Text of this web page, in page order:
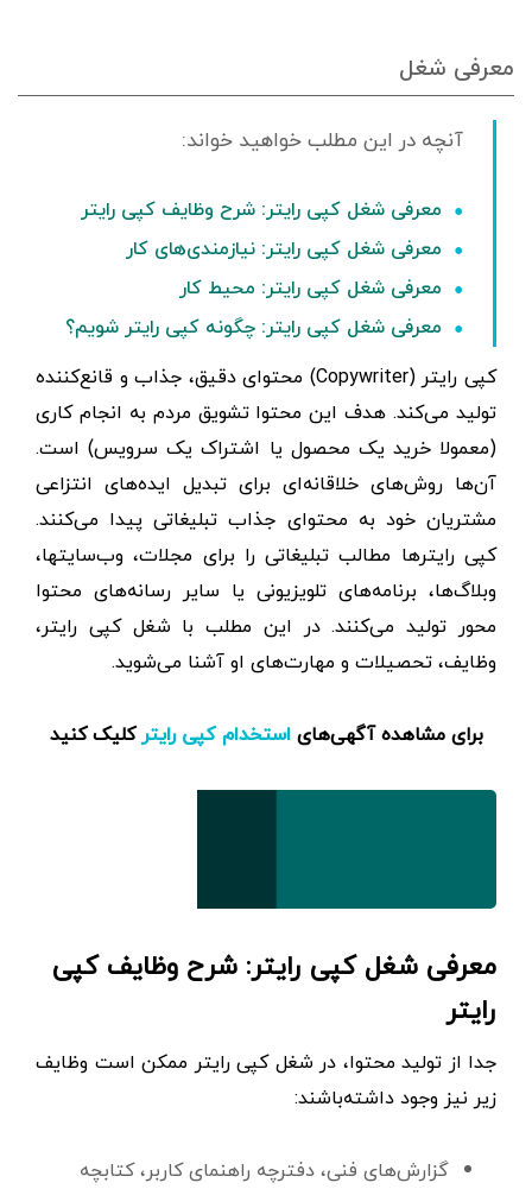
معرفی شغل
معرفی شغل کپی رایتر: شرح وظایف کپی رایتر
معرفی شغل کپی رایتر: نیازمندی‌های کار
معرفی شغل کپی رایتر: محیط کار
معرفی شغل کپی رایتر: چگونه کپی رایتر شویم؟
کپی رایتر (Copywriter) محتوای دقیق، جذاب و قانع‌کننده‌
تولید می‌کند. هدف این محتوا تشویق مردم به انجام کاری
(معمولا خرید یک محصول یا اشتراک یک سرویس) است.
آن‌ها روش‌های خلاقانه‌ای برای تبدیل ایده‌های انتزاعی
مشتریان خود به محتوای جذاب تبلیغاتی پیدا می‌کنند.
کپی رایترها مطالب تبلیغاتی را برای مجلات، وب‌سایت‎ها،
وبلاگ‌ها، برنامه‌های تلویزیونی یا سایر رسانه‌های محتوا
محور تولید می‌کنند. در این مطلب با شغل کپی رایتر،
وظایف، تحصیلات و مهارت‌های او آشنا می‌شوید.
برای مشاهده آگهی‌هایاستخدام کپی رایترکلیک کنید
معرفی شغل کپی رایتر: شرح وظایف کپی
رایتر
جدا از تولید محتوا، در شغل کپی رایتر ممکن است وظایف
زیر نیز وجود داشته‌باشند:
گزارش‌های فنی، دفترچه راهنمای کاربر، کتابچه